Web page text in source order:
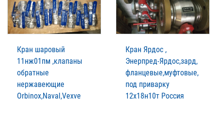
Кран шаровый
11нж01пм ,клапаны
обратные
нержавеющие
Orbinox,Naval,Vexve
Кран Ярдос ,
Энерпред-Ярдос,зард,
фланцевые,муфтовые,
под приварку
12х18н10т Россия